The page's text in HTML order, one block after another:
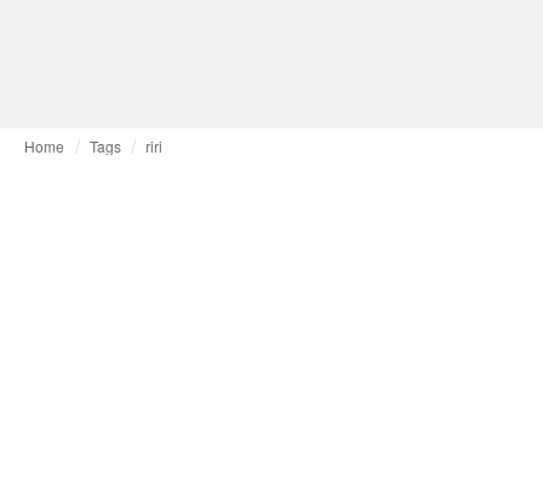
Home Tags riri